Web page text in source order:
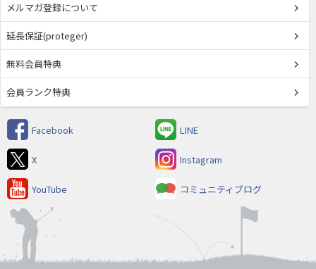
メルマガ登録について
延長保証(proteger)
無料会員特典
会員ランク特典
Facebook LINE
X Instagram
YouTube コミュニティブログ